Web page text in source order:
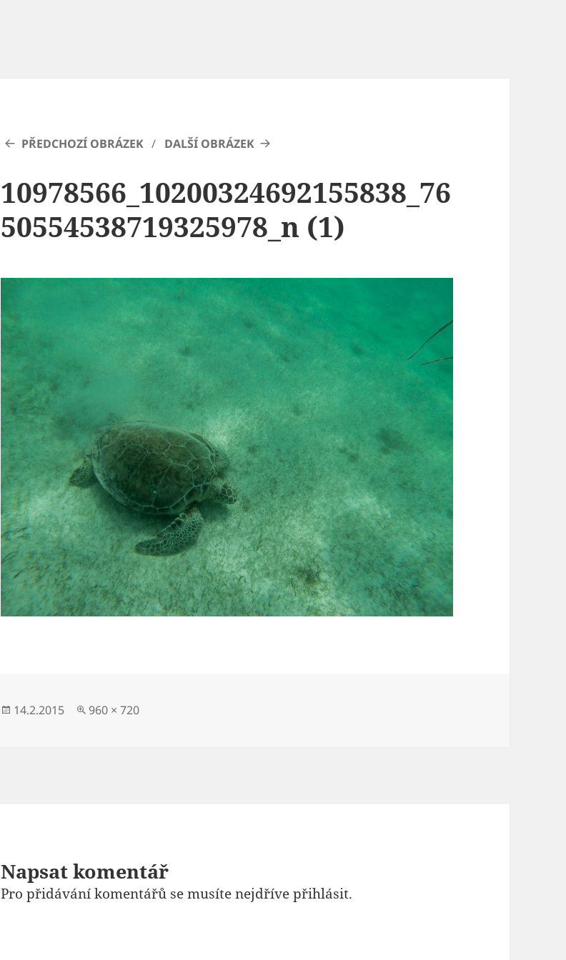
PŘEDCHOZÍ OBRÁZEK DALŠÍ OBRÁZEK
10978566_10200324692155838_76
50554538719325978_n (1)
Publikováno:
14.2.2015
Původní
960 × 720
Napsat komentář
Pro přidávání komentářů se musíte nejdřívepřihlásit.